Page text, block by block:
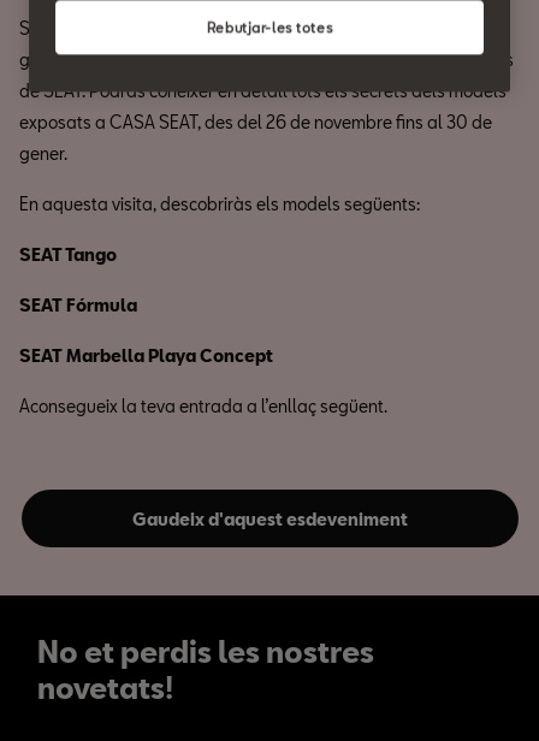
Si ets dels que no només volen mirar, et proposem una visita
guiada amb el nostre expert de la col·lecció de vehicles històrics
de SEAT. Podràs conèixer en detall tots els secrets dels models
exposats a CASA SEAT, des del 26 de novembre fins al 30 de
gener.
En aquesta visita, descobriràs els models següents:
SEAT Tango
SEAT Fórmula
SEAT Marbella Playa Concept
Aconsegueix la teva entrada a l’enllaç següent.
Gaudeix d'aquest esdeveniment
No et perdis les nostres
novetats!
Rebutjar-les totes